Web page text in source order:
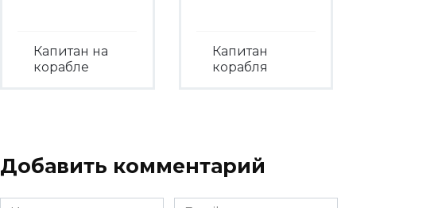
Капитан на
корабле
Капитан
корабля
Добавить комментарий